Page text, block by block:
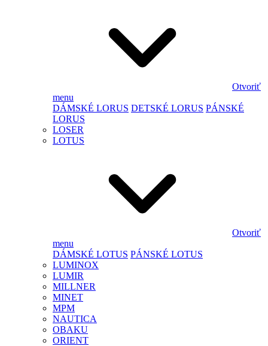
Otvoriť
menu
DÁMSKÉ LORUS DETSKÉ LORUS PÁNSKÉ
LORUS
LOSER
LOTUS
Otvoriť
menu
DÁMSKÉ LOTUS PÁNSKÉ LOTUS
LUMINOX
LUMIR
MILLNER
MINET
MPM
NAUTICA
OBAKU
ORIENT